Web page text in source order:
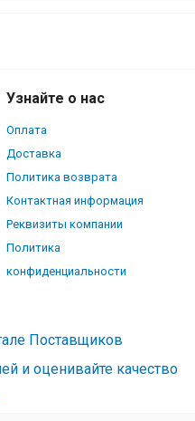
Узнайте о нас
Оплата
Доставка
Политика возврата
Контактная информация
Реквизиты компании
Политика
конфиденциальности